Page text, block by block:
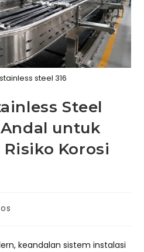
steel 316
Steel
untuk
Korosi
keandalan sistem instalasi